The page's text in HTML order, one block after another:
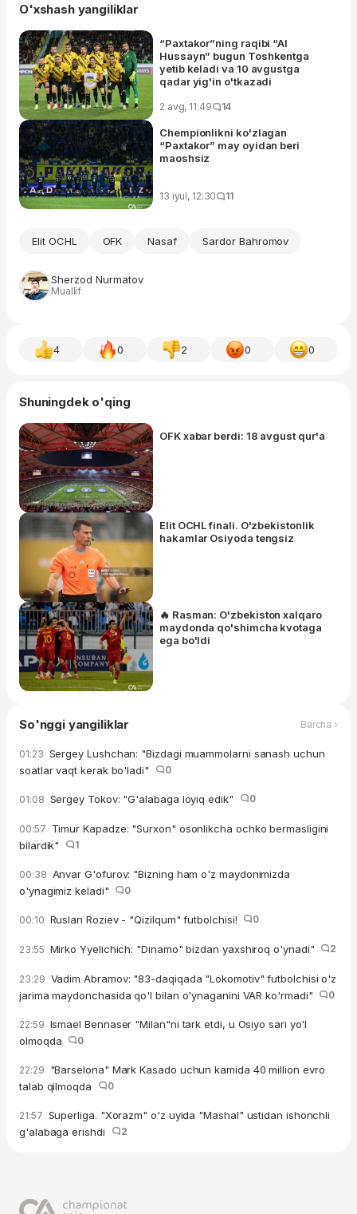
O'xshash yangiliklar
“Paxtakor”ning raqibi “Al
Hussayn” bugun Toshkentga
yetib keladi va 10 avgustga
qadar yig'in o'tkazadi
2 avg, 11:49 14
Chempionlikni ko'zlagan
“Paxtakor” may oyidan beri
maoshsiz
13 iyul, 12:30 11
Elit OCHL OFK Nasaf Sardor Bahromov
Sherzod Nurmatov
Muallif
4 0 2 0 0
Shuningdek o'qing
OFK xabar berdi: 18 avgust qur'a
Elit OCHL finali. O'zbekistonlik
hakamlar Osiyoda tengsiz
🔥 Rasman: O'zbekiston xalqaro
maydonda qo'shimcha kvotaga
ega bo'ldi
So'nggi yangiliklar Barcha ›
01:23 Sergey Lushchan: "Bizdagi muammolarni sanash uchun
soatlar vaqt kerak bo'ladi"
0
01:08 Sergey Tokov: "G'alabaga loyiq edik" 0
00:57 Timur Kapadze: "Surxon" osonlikcha ochko bermasligini
bilardik"
1
00:38 Anvar G'ofurov: "Bizning ham o'z maydonimizda
o'ynagimiz keladi"
0
00:10 Ruslan Roziev - "Qizilqum" futbolchisi! 0
23:55 Mirko Yyelichich: "Dinamo" bizdan yaxshiroq o'ynadi" 2
23:29 Vadim Abramov: "83-daqiqada "Lokomotiv" futbolchisi o'z
jarima maydonchasida qo'l bilan o'ynaganini VAR ko'rmadi"
0
22:59 Ismael Bennaser "Milan"ni tark etdi, u Osiyo sari yo'l
olmoqda
0
22:29 "Barselona" Mark Kasado uchun kamida 40 million evro
talab qilmoqda
0
21:57 Superliga. "Xorazm" o'z uyida "Mashal" ustidan ishonchli
g'alabaga erishdi
2